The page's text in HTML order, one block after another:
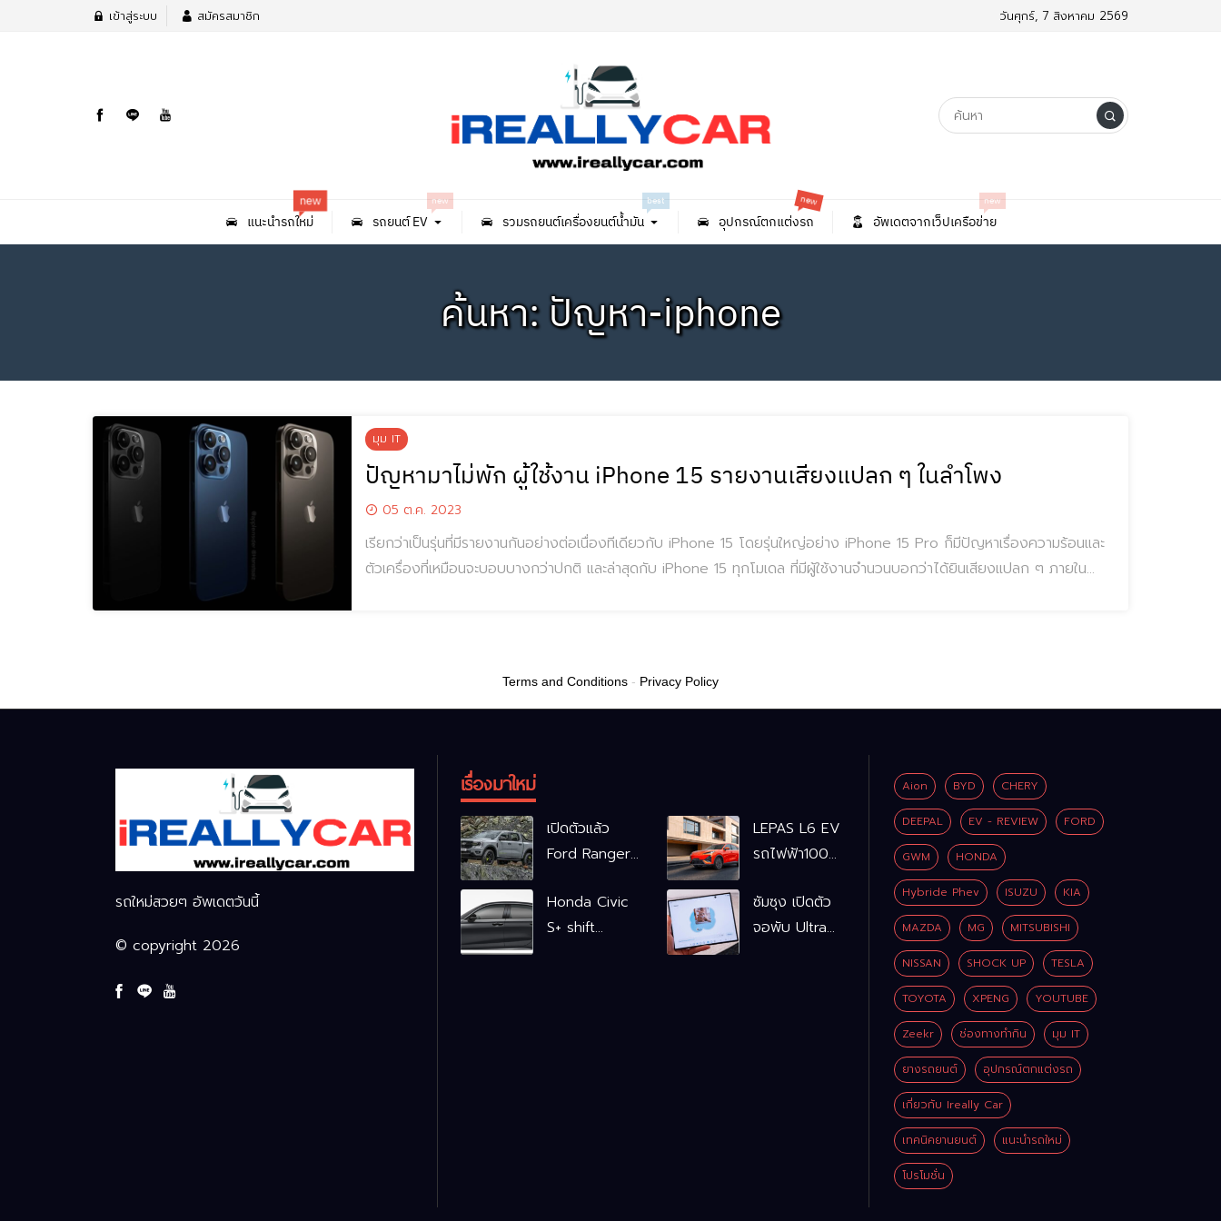
เข้าสู่ระบบ สมัครสมาชิก วันศุกร์, 7 สิงหาคม 2569
แนะนำรถใหม่
new
รถยนต์ EV
new
รวมรถยนต์เครื่องยนต์น้ำมัน
best
อุปกรณ์ตกแต่งรถ
new
อัพเดตจากเว็ปเครือข่าย
new
ค้นหา: ปัญหา-iphone
มุม IT
ปัญหามาไม่พัก ผู้ใช้งาน iPhone 15 รายงานเสียงแปลก ๆ ในลำโพง
05 ต.ค. 2023
เรียกว่าเป็นรุ่นที่มีรายงานกันอย่างต่อเนื่องทีเดียวกับ iPhone 15 โดยรุ่นใหญ่อย่าง iPhone 15 Pro ก็มีปัญหาเรื่องความร้อนและ
ตัวเครื่องที่เหมือนจะบอบบางกว่าปกติ และล่าสุดกับ iPhone 15 ทุกโมเดล ที่มีผู้ใช้งานจำนวนบอกว่าได้ยินเสียงแปลก ๆ ภายใน
Terms and Conditions - Privacy Policy
รถใหม่สวยๆ อัพเดตวันนี้
© copyright 2026
เรื่องมาใหม่
เปิดตัวแล้ว
Ford Ranger
LEPAS L6 EV
รถไฟฟ้า100%
Comfort
FWD
Honda Civic
S+ shift
ซัมซุง เปิดตัว
จอพับ Ultra
Aion BYD CHERY
DEEPAL EV - REVIEW FORD
GWM HONDA
Hybride Phev ISUZU KIA
MAZDA MG MITSUBISHI
NISSAN SHOCK UP TESLA
TOYOTA XPENG YOUTUBE
Zeekr ช่องทางทำกิน มุม IT
ยางรถยนต์ อุปกรณ์ตกแต่งรถ
เกี่ยวกับ Ireally Car
เทคนิคยานยนต์ แนะนำรถใหม่
โปรโมชั่น